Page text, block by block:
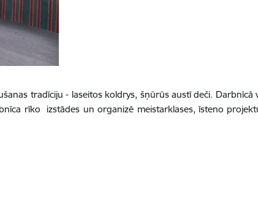
tradīciju - laseitos koldrys, šņūrūs austī deči. Darbnīcā
rīko izstādes un organizē meistarklases, īsteno